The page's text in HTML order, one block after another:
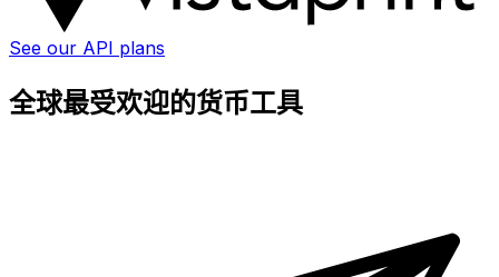
See our API plans
全球最受欢迎的货币工具